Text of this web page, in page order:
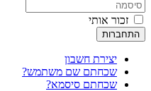
זכור אותי
התחברות
יצירת חשבון
שכחתם שם משתמש?
שכחתם סיסמא?